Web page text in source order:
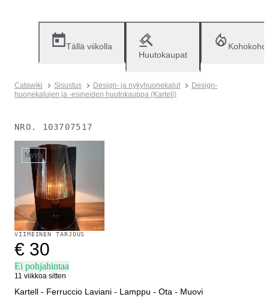
Tällä viikolla
Huutokaupat
Catawiki Sisustus Design- ja nykyhuonekalut
Design-
huonekalujen ja -esineiden huutokauppa (Kartell)
NRO. 103707517
Myyty
VIIMEINEN TARJOUS
€ 30
Ei pohjahintaa
11 viikkoa sitten
Kartell - Ferruccio Laviani - Lamppu - Ota - Muovi